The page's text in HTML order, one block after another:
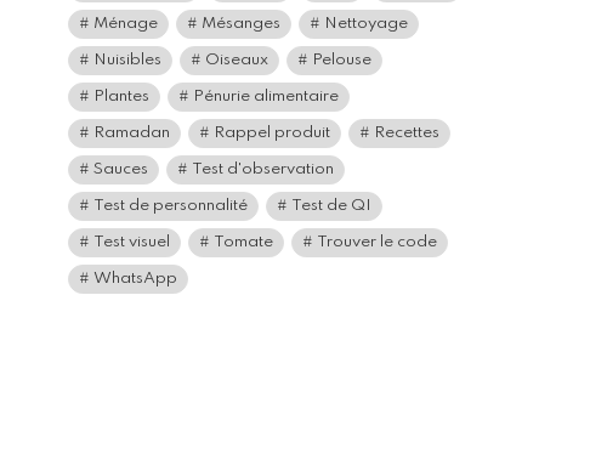
Ménage Mésanges Nettoyage
Nuisibles Oiseaux Pelouse
Plantes Pénurie alimentaire
Ramadan Rappel produit Recettes
Sauces Test d'observation
Test de personnalité Test de QI
Test visuel Tomate Trouver le code
WhatsApp